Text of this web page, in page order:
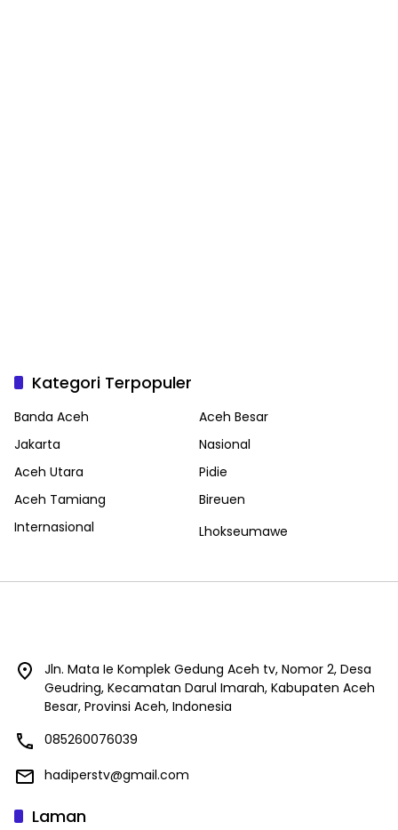
Kategori Terpopuler
Banda Aceh
Aceh Besar
Jakarta
Nasional
Aceh Utara
Pidie
Aceh Tamiang
Bireuen
Internasional
Lhokseumawe
Jln. Mata Ie Komplek Gedung Aceh tv, Nomor 2, Desa
Geudring, Kecamatan Darul Imarah, Kabupaten Aceh
Besar, Provinsi Aceh, Indonesia
085260076039
hadiperstv@gmail.com
Laman